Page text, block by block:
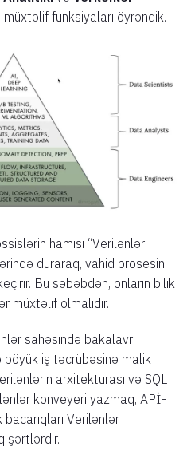
funksiyaları öyrəndik.
hamısı “Verilənlər
duraraq, vahid prosesin
Bu səbəbdən, onların bilik
müxtəlif olmalıdır.
sahəsində bakalavr
iş təcrübəsinə malik
arxitekturası və SQL
konveyeri yazmaq, APİ-
Verilənlər
şərtlərdir.